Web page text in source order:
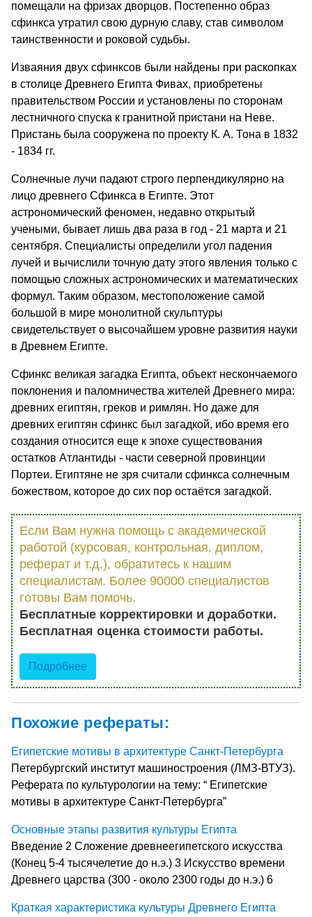
помещали на фризах дворцов. Постепенно образ
сфинкса утратил свою дурную славу, став символом
таинственности и роковой судьбы.
Изваяния двух сфинксов были найдены при раскопках
в столице Древнего Египта Фивах, приобретены
правительством России и установлены по сторонам
лестничного спуска к гранитной пристани на Неве.
Пристань была сооружена по проекту К. А. Тона в 1832
- 1834 гг.
Солнечные лучи падают строго перпендикулярно на
лицо древнего Сфинкса в Египте. Этот
астрономический феномен, недавно открытый
учеными, бывает лишь два раза в год - 21 марта и 21
сентября. Специалисты определили угол падения
лучей и вычислили точную дату этого явления только с
помощью сложных астрономических и математических
формул. Таким образом, местоположение самой
большой в мире монолитной скульптуры
свидетельствует о высочайшем уровне развития науки
в Древнем Египте.
Сфинкс великая загадка Египта, объект нескончаемого
поклонения и паломничества жителей Древнего мира:
древних египтян, греков и римлян. Но даже для
древних египтян сфинкс был загадкой, ибо время его
создания относится еще к эпохе существования
остатков Атлантиды - части северной провинции
Портеи. Египтяне не зря считали сфинкса солнечным
божеством, которое до сих пор остаётся загадкой.
Если Вам нужна помощь с академической
работой (курсовая, контрольная, диплом,
реферат и т.д.), обратитесь к нашим
специалистам. Более 90000 специалистов
готовы Вам помочь.
Бесплатные корректировки и доработки.
Бесплатная оценка стоимости работы.
Подробнее
Похожие рефераты:
Египетские мотивы в архитектуре Санкт-Петербурга
Петербургский институт машиностроения (ЛМЗ-ВТУЗ).
Реферата по культурологии на тему: “ Египетские
мотивы в архитектуре Санкт-Петербурга”
Основные этапы развития культуры Египта
Введение 2 Сложение древнеегипетского искусства
(Конец 5-4 тысячелетие до н.э.) 3 Искусство времени
Древнего царства (300 - около 2300 годы до н.э.) 6
Краткая характеристика культуры Древнего Египта